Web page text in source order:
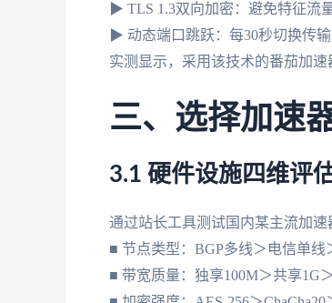
▶ TLS 1.3双向加密：避免特征流
▶ 动态端口跳跃：每30秒切换传
实测显示，采用该技术的番茄加速
三、选择加速
3.1 硬件设施四维评
通过站长工具测试国内某主流加速
■ 节点类型：BGP多线＞电信单线
■ 带宽质量：独享100M＞共享1G